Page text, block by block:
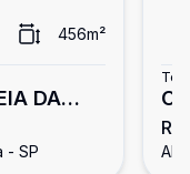
456m²
DA
- SP